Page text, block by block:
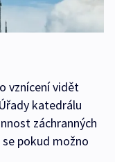
vznícení vidět
katedrálu
záchranných
pokud možno